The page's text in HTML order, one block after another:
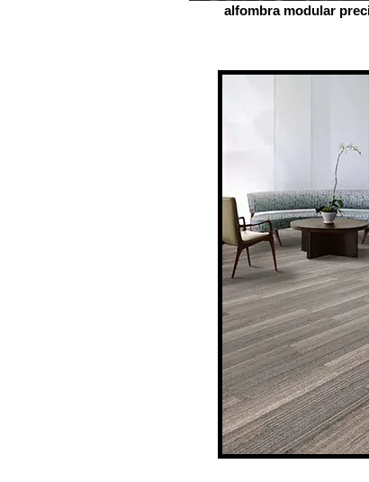
alfombra modular